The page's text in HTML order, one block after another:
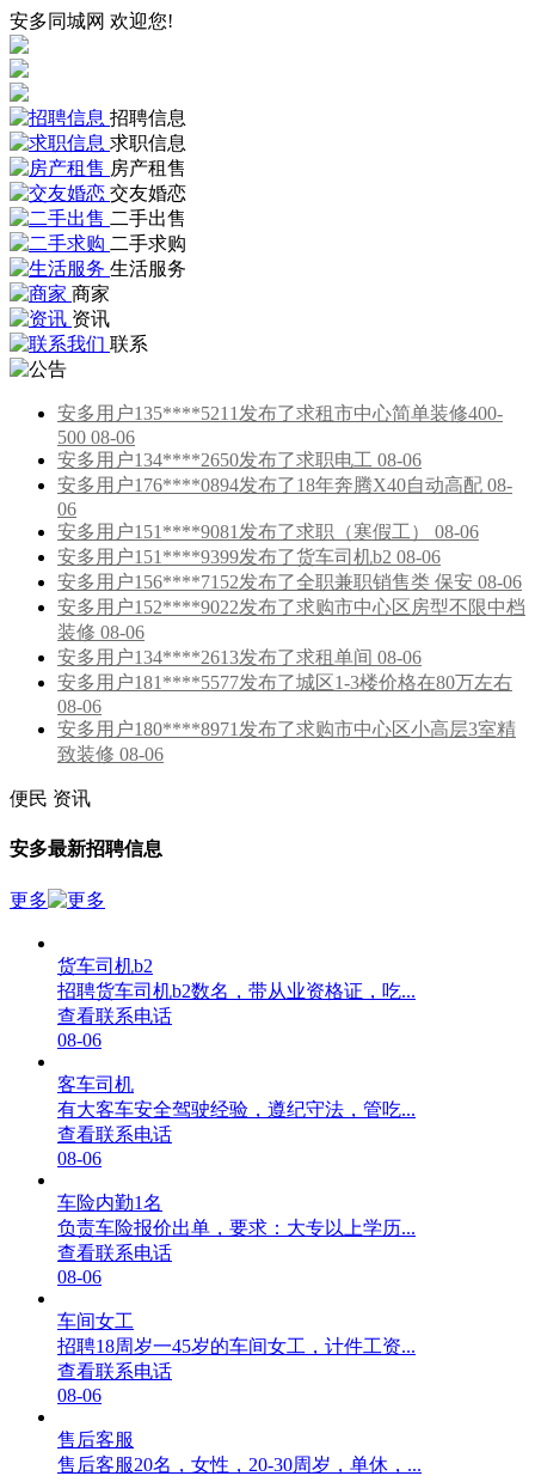
安多同城网 欢迎您!
招聘信息
求职信息
房产租售
交友婚恋
二手出售
二手求购
生活服务
商家
资讯
联系
安多用户135****5211发布了求租市中心简单装修400-
500 08-06
安多用户134****2650发布了求职电工 08-06
安多用户176****0894发布了18年奔腾X40自动高配 08-
06
安多用户151****9081发布了求职（寒假工） 08-06
安多用户151****9399发布了货车司机b2 08-06
安多用户156****7152发布了全职兼职销售类 保安 08-06
安多用户152****9022发布了求购市中心区房型不限中档
装修 08-06
安多用户134****2613发布了求租单间 08-06
安多用户181****5577发布了城区1-3楼价格在80万左右
08-06
安多用户180****8971发布了求购市中心区小高层3室精
致装修 08-06
便民 资讯
安多最新招聘信息
更多
货车司机b2
招聘货车司机b2数名，带从业资格证，吃...
查看联系电话
08-06
客车司机
有大客车安全驾驶经验，遵纪守法，管吃...
查看联系电话
08-06
车险内勤1名
负责车险报价出单，要求：大专以上学历...
查看联系电话
08-06
车间女工
招聘18周岁一45岁的车间女工，计件工资...
查看联系电话
08-06
售后客服
售后客服20名，女性，20-30周岁，单休，...